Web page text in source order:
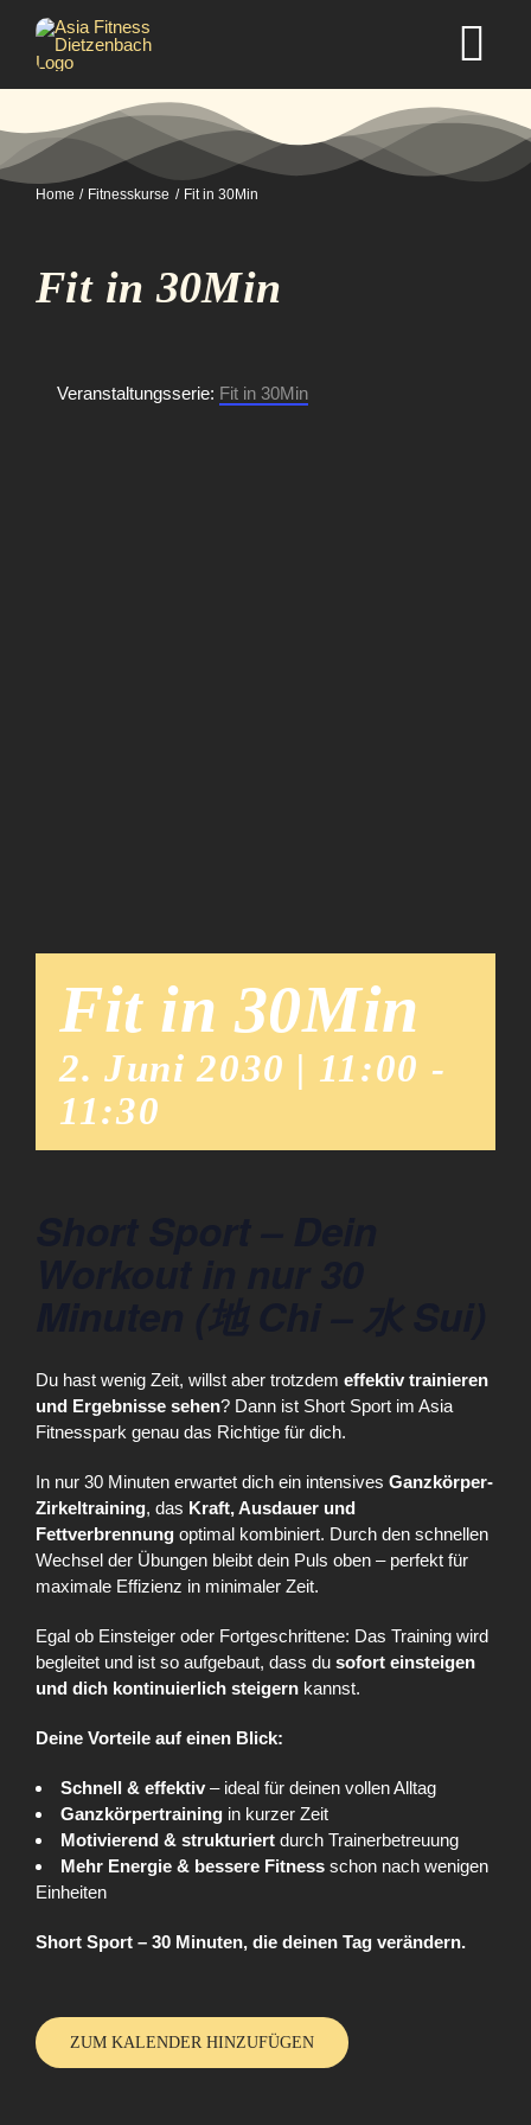
Inhalt
springen
Selbstverteidigung
Home Fitnesskurse Fit in 30Min
Fit in 30Min
Veranstaltungsserie: Fit in 30Min
Fit in 30Min
2. Juni 2030 | 11:00 -
11:30
Du hast wenig Zeit, willst aber trotzdem effektiv trainieren
und Ergebnisse sehen? Dann ist Short Sport im Asia
Fitnesspark genau das Richtige für dich.
In nur 30 Minuten erwartet dich ein intensives Ganzkörper-
Zirkeltraining, das Kraft, Ausdauer und
Fettverbrennung optimal kombiniert. Durch den schnellen
Wechsel der Übungen bleibt dein Puls oben – perfekt für
maximale Effizienz in minimaler Zeit.
Egal ob Einsteiger oder Fortgeschrittene: Das Training wird
begleitet und ist so aufgebaut, dass du sofort einsteigen
und dich kontinuierlich steigern kannst.
Deine Vorteile auf einen Blick:
Schnell & effektiv – ideal für deinen vollen Alltag
Ganzkörpertraining in kurzer Zeit
Motivierend & strukturiert durch Trainerbetreuung
Mehr Energie & bessere Fitness schon nach wenigen
Einheiten
Short Sport – 30 Minuten, die deinen Tag verändern.
ZUM KALENDER HINZUFÜGEN